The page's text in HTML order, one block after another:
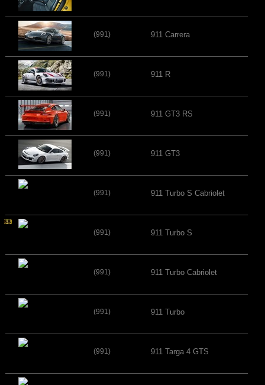
(991) 911 Carrera
(991) 911 R
(991) 911 GT3 RS
(991) 911 GT3
(991) 911 Turbo S Cabriolet
(991) 911 Turbo S
(991) 911 Turbo Cabriolet
(991) 911 Turbo
(991) 911 Targa 4 GTS